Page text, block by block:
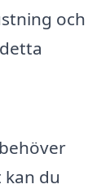
och
du